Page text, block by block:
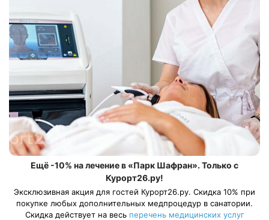
Ещё -10% на лечение в «Парк Шафран». Только с
Курорт26.ру!
Эксклюзивная акция для гостей Курорт26.ру. Скидка 10% при
покупке любых дополнительных медпроцедур в санатории.
Скидка действует на весь перечень медицинских услуг